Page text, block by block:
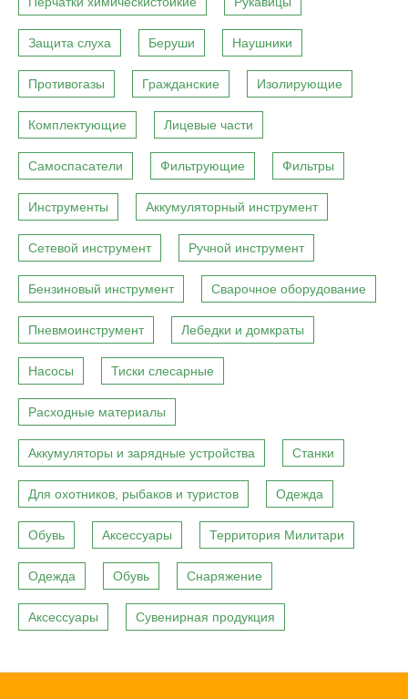
Защита слуха Беруши Наушники
Противогазы Гражданские Изолирующие
Комплектующие Лицевые части
Самоспасатели Фильтрующие Фильтры
Инструменты Аккумуляторный инструмент
Сетевой инструмент Ручной инструмент
Бензиновый инструмент Сварочное оборудование
Пневмоинструмент Лебедки и домкраты
Насосы Тиски слесарные
Расходные материалы
Аккумуляторы и зарядные устройства Станки
Для охотников, рыбаков и туристов Одежда
Обувь Аксессуары Территория Милитари
Одежда Обувь Снаряжение
Аксессуары Сувенирная продукция